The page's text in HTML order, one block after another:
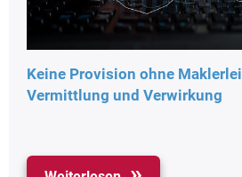
Keine Provision ohne
Vermittlung und Verwirkung